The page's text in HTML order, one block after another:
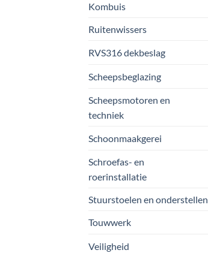
Kombuis
Ruitenwissers
RVS316 dekbeslag
Scheepsbeglazing
Scheepsmotoren en
techniek
Schoonmaakgerei
Schroefas- en
roerinstallatie
Stuurstoelen en onderstellen
Touwwerk
Veiligheid